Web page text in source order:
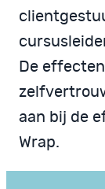
De
aan bij de
Wrap.